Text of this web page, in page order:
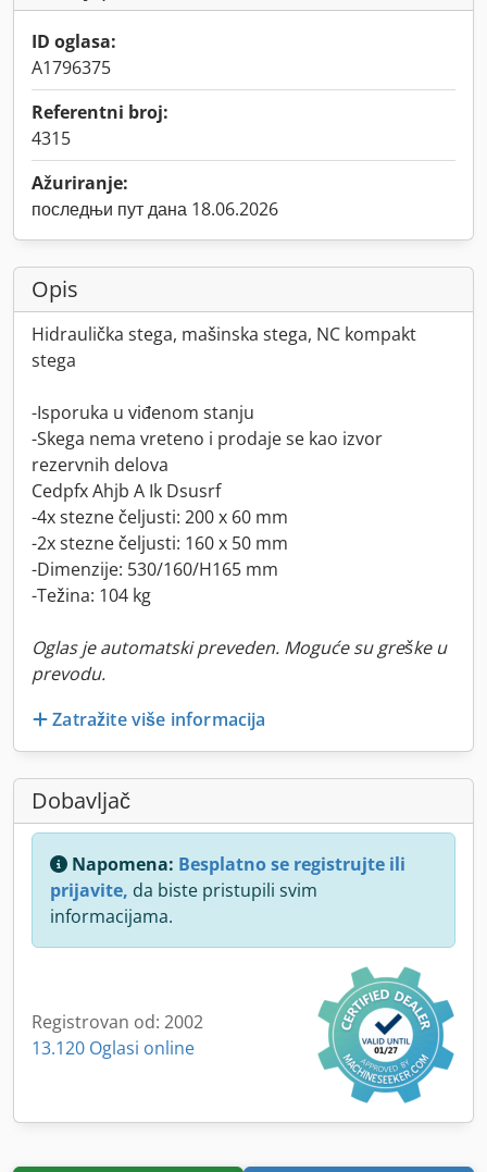
ID oglasa:
A1796375
Referentni broj:
4315
Ažuriranje:
последњи пут дана 18.06.2026
Opis
Hidraulička stega, mašinska stega, NC kompakt
stega
-Isporuka u viđenom stanju
-Skega nema vreteno i prodaje se kao izvor
rezervnih delova
Cedpfx Ahjb A Ik Dsusrf
-4x stezne čeljusti: 200 x 60 mm
-2x stezne čeljusti: 160 x 50 mm
-Dimenzije: 530/160/H165 mm
-Težina: 104 kg
Oglas je automatski preveden. Moguće su greške u
prevodu.
Zatražite više informacija
Dobavljač
Napomena: Besplatno se registrujte ili
prijavite, da biste pristupili svim
informacijama.
Registrovan od: 2002
13.120 Oglasi online